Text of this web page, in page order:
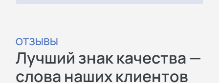
ОТЗЫВЫ
Лучший знак качества —
слова наших клиентов